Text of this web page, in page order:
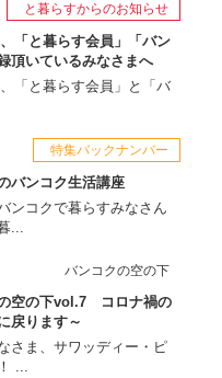
と暮らすからのお知らせ
「と暮らす会員」「バン
頂いているみなさまへ
「と暮らす会員」と「バ
特集バックナンバー
バンコク生活講座
ンコクで暮らすみなさん
...
バンコクの空の下
の空の下vol.7 コロナ禍の
戻ります～
さま、サワッディー・ピ
...